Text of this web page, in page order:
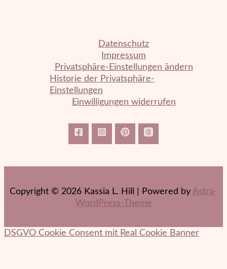
Datenschutz
Impressum
Privatsphäre-Einstellungen ändern
Historie der Privatsphäre-
Einstellungen
Einwilligungen widerrufen
Copyright © 2026 Kassia L. Hill | Powered by Astra-
WordPress-Theme
DSGVO Cookie Consent mit Real Cookie Banner